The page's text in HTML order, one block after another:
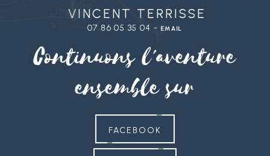
Vincent Terrisse
07 86 05 35 04 - email
Continuons l'aventure
ensemble sur
FACEBOOK